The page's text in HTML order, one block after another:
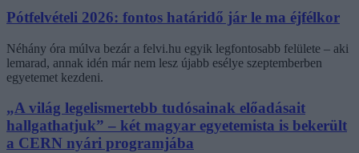
Pótfelvételi 2026: fontos határidő jár le ma éjfélkor
Néhány óra múlva bezár a felvi.hu egyik legfontosabb felülete – aki
lemarad, annak idén már nem lesz újabb esélye szeptemberben
egyetemet kezdeni.
„A világ legelismertebb tudósainak előadásait
hallgathatjuk” – két magyar egyetemista is bekerült
a CERN nyári programjába